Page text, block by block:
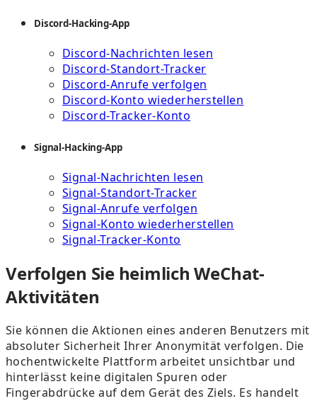
Discord-Hacking-App
Discord-Nachrichten lesen
Discord-Standort-Tracker
Discord-Anrufe verfolgen
Discord-Konto wiederherstellen
Discord-Tracker-Konto
Signal-Hacking-App
Signal-Nachrichten lesen
Signal-Standort-Tracker
Signal-Anrufe verfolgen
Signal-Konto wiederherstellen
Signal-Tracker-Konto
Verfolgen Sie heimlich WeChat-
Aktivitäten
Sie können die Aktionen eines anderen Benutzers mit
absoluter Sicherheit Ihrer Anonymität verfolgen. Die
hochentwickelte Plattform arbeitet unsichtbar und
hinterlässt keine digitalen Spuren oder
Fingerabdrücke auf dem Gerät des Ziels. Es handelt